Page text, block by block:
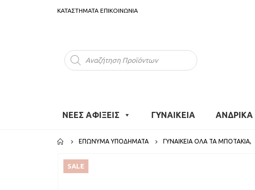
ΚΑΤΑΣΤΗΜΑΤΑ ΕΠΙΚΟΙΝΩΝΙΑ
Products
search
ΝΕΕΣ ΑΦΙΞΕΙΣ ΓΥΝΑΙΚΕΙΑ ΑΝΔΡΙΚΑ
ΕΠΏΝΥΜΑ ΥΠΟΔΉΜΑΤΑ ΓΥΝΑΙΚΕΊΑ ΌΛΑ ΤΑ ΜΠΟΤΆΚΙΑ,
SALE